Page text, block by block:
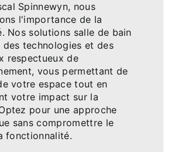
Spinnewyn, nous
l'importance de la
Nos solutions salle de bain
des technologies et des
respectueux de
vous permettant de
votre espace tout en
votre impact sur la
pour une approche
sans compromettre le
fonctionnalité.